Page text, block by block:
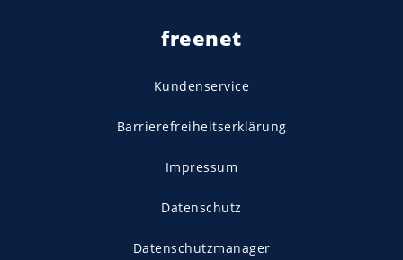
freenet
Kundenservice
Barrierefreiheitserklärung
Impressum
Datenschutz
Datenschutzmanager